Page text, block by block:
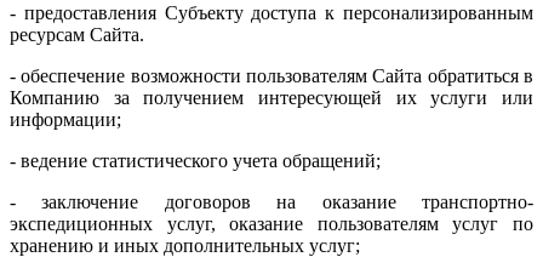
- предоставления Субъекту доступа к персонализированным
ресурсам Сайта.
- обеспечение возможности пользователям Сайта обратиться в
Компанию за получением интересующей их услуги или
информации;
- ведение статистического учета обращений;
- заключение договоров на оказание транспортно-
экспедиционных услуг, оказание пользователям услуг по
хранению и иных дополнительных услуг;